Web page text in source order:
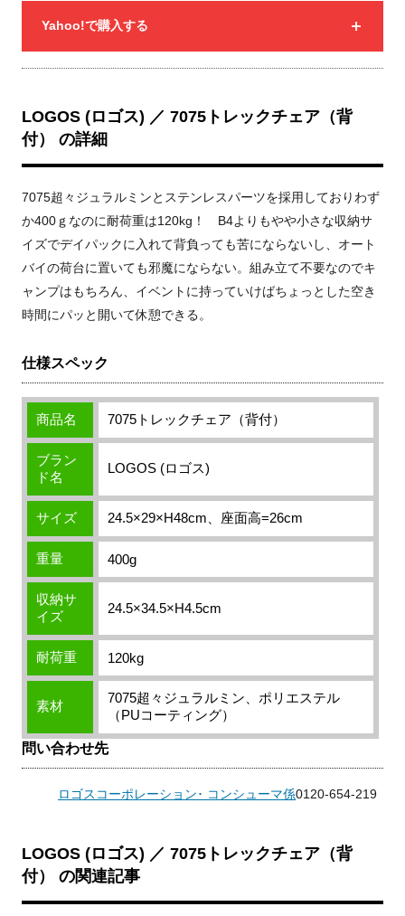
Yahoo!で購入する
LOGOS (ロゴス) ／ 7075トレックチェア（背
付） の詳細
7075超々ジュラルミンとステンレスパーツを採用しておりわず
か400ｇなのに耐荷重は120kg！ B4よりもやや小さな収納サ
イズでデイパックに入れて背負っても苦にならないし、オート
バイの荷台に置いても邪魔にならない。組み立て不要なのでキ
ャンプはもちろん、イベントに持っていけばちょっとした空き
時間にパッと開いて休憩できる。
仕様スペック
商品名 7075トレックチェア（背付）
ブラン
ド名
LOGOS (ロゴス)
サイズ 24.5×29×H48cm、座面高=26cm
重量 400g
収納サ
イズ
24.5×34.5×H4.5cm
耐荷重 120kg
素材
7075超々ジュラルミン、ポリエステル
（PUコーティング）
問い合わせ先
ロゴスコーポレーション･ コンシューマ係0120-654-219
LOGOS (ロゴス) ／ 7075トレックチェア（背
付） の関連記事